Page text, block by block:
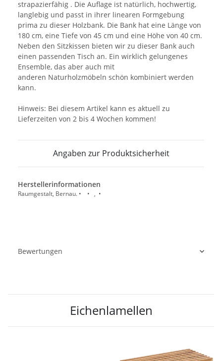
strapazierfähig . Die Auflage ist natürlich, hochwertig,
langlebig und passt in ihrer linearen Formgebung
prima zu dieser Holzbank. Die Bank hat eine Länge von
180 cm, eine Tiefe von 45 cm und eine Höhe von 40 cm.
Neben den Sitzkissen bieten wir zu dieser Bank auch
einen passenden Tisch an. Ein wirklich gelungenes
Ensemble, das aber auch mit
anderen Naturholzmöbeln schön kombiniert werden
kann.
Hinweis: Bei diesem Artikel kann es aktuell zu
Lieferzeiten von 2 bis 4 Wochen kommen!
Angaben zur Produktsicherheit
Herstellerinformationen
Raumgestalt, Bernau. • • , •
Bewertungen
Eichenlamellen